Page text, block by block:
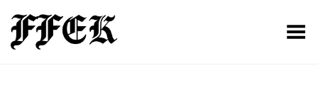
Toggle Menu